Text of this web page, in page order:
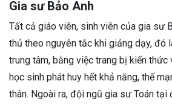
Gia sư Bảo Anh
Tất cả giáo viên, sinh viên của gia sư
thủ theo nguyên tắc khi giảng dạy, đó
trung tâm, bằng việc trang bị kiến thức
học sinh phát huy hết khả năng, thế
thân. Ngoài ra, đội ngũ gia sư Toán tại